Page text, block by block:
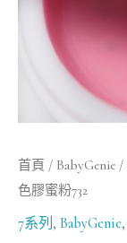
首頁 / BabyGenie /
色膠蜜粉732
7系列, BabyGenie,